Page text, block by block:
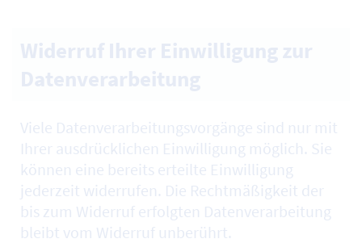
Viele Datenverarbeitungsvorgänge sind nur mit
Ihrer ausdrücklichen Einwilligung möglich. Sie
können eine bereits erteilte Einwilligung
jederzeit widerrufen. Die Rechtmäßigkeit der
bis zum Widerruf erfolgten Datenverarbeitung
bleibt vom Widerruf unberührt.